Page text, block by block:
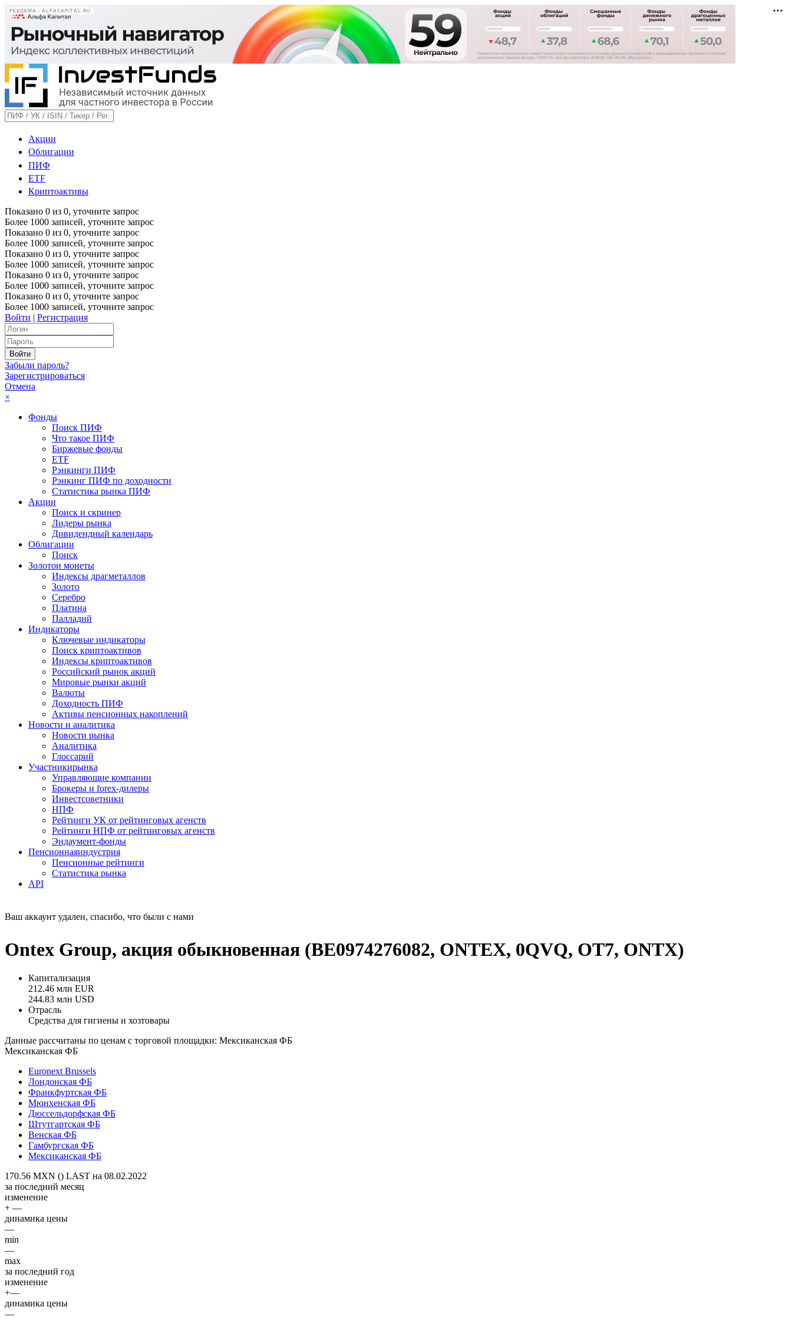
РЕКЛАМА • ALFACAPITAL.RU
Акции
Облигации
ПИФ
ETF
Криптоактивы
Показано 0 из 0, уточните запрос
Более 1000 записей, уточните запрос
Показано 0 из 0, уточните запрос
Более 1000 записей, уточните запрос
Показано 0 из 0, уточните запрос
Более 1000 записей, уточните запрос
Показано 0 из 0, уточните запрос
Более 1000 записей, уточните запрос
Показано 0 из 0, уточните запрос
Более 1000 записей, уточните запрос
Войти | Регистрация
Забыли пароль?
Зарегистрироваться
Отмена
×
Фонды
Поиск ПИФ
Что такое ПИФ
Биржевые фонды
ETF
Рэнкинги ПИФ
Рэнкинг ПИФ по доходности
Статистика рынка ПИФ
Акции
Поиск и скринер
Лидеры рынка
Дивидендный календарь
Облигации
Поиск
Золотои монеты
Индексы драгметаллов
Золото
Серебро
Платина
Палладий
Индикаторы
Ключевые индикаторы
Поиск криптоактивов
Индексы криптоактивов
Российский рынок акций
Мировые рынки акций
Валюты
Доходность ПИФ
Активы пенсионных накоплений
Новости и аналитика
Новости рынка
Аналитика
Глоссарий
Участникирынка
Управляющие компании
Брокеры и forex-дилеры
Инвестсоветники
НПФ
Рейтинги УК от рейтинговых агенств
Рейтинги НПФ от рейтинговых агенств
Эндаумент-фонды
Пенсионнаяиндустрия
Пенсионные рейтинги
Статистика рынка
API
Ваш аккаунт удален, спасибо, что были с нами
Ontex Group, акция обыкновенная (BE0974276082, ONTEX, 0QVQ, OT7, ONTX)
Капитализация
212.46 млн EUR
244.83 млн USD
Отрасль
Средства для гигиены и хозтовары
Данные рассчитаны по ценам с торговой площадки: Мексиканская ФБ
Мексиканская ФБ
Euronext Brussels
Лондонская ФБ
Франкфуртская ФБ
Мюнхенская ФБ
Дюссельдорфская ФБ
Штутгартская ФБ
Венская ФБ
Гамбургская ФБ
Мексиканская ФБ
170.56 MXN () LAST на 08.02.2022
за последний месяц
изменение
+ —
динамика цены
—
min
—
max
за последний год
изменение
+—
динамика цены
—